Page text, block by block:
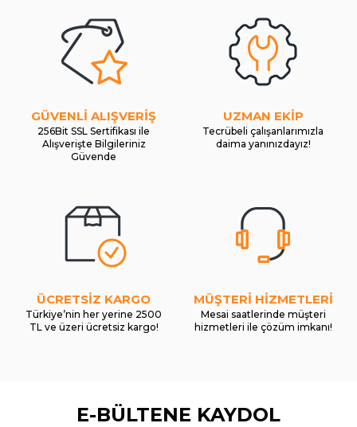
GÜVENLİ ALIŞVERİŞ
256Bit SSL Sertifikası ile
Alışverişte Bilgileriniz
Güvende
UZMAN EKİP
Tecrübeli çalışanlarımızla
daima yanınızdayız!
ÜCRETSİZ KARGO
Türkiye’nin her yerine 2500
TL ve üzeri ücretsiz kargo!
MÜŞTERİ HİZMETLERİ
Mesai saatlerinde müşteri
hizmetleri ile çözüm imkanı!
E-BÜLTENE KAYDOL